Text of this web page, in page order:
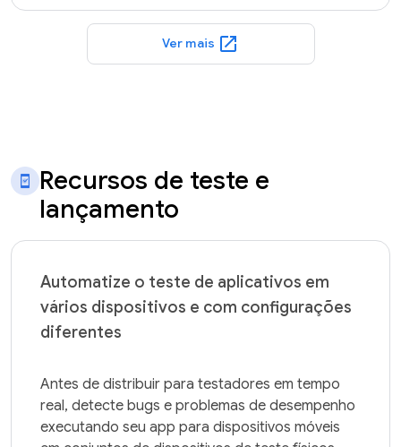
Ver mais open_in_new
Recursos de teste e
lançamento
Automatize o teste de aplicativos em
vários dispositivos e com configurações
diferentes
Antes de distribuir para testadores em tempo
real, detecte bugs e problemas de desempenho
executando seu app para dispositivos móveis